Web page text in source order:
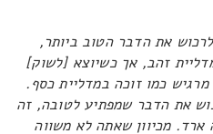
את הדבר הטוב ביותר,
זהב, אך כשיוצא [לשוק]
כמו זוכה במדליית כסף.
את הדבר שמפתיע לטובה, זה
ארד. מכיוון שאתה לא משווה